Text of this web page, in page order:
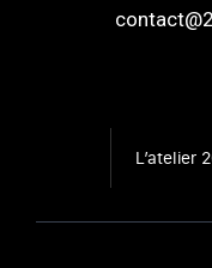
L’atelier